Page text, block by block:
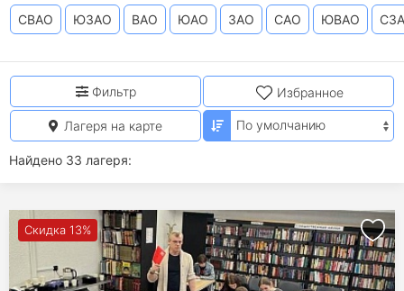
СВАО
ЮЗАО ВАО ЮАО ЗАО САО ЮВАО
Найдено 33 лагеря:
Фильтр Избранное
Лагеря на карте
Скидка 13%